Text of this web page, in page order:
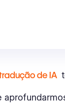
de IA